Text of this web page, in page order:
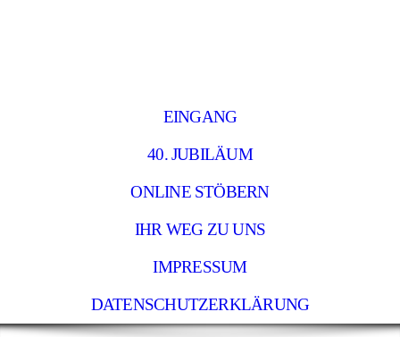
EINGANG
40. JUBILÄUM
ONLINE STÖBERN
IHR WEG ZU UNS
IMPRESSUM
DATENSCHUTZERKLÄRUNG